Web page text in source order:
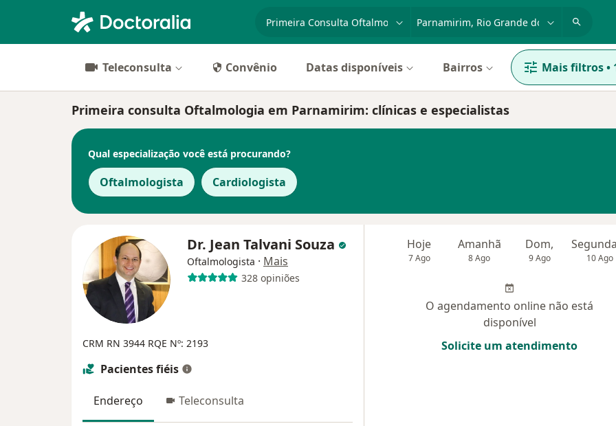
Teleconsulta Convênio Datas disponíveis Bairros Mais filtros•
Primeira consulta Oftalmologia em Parnamirim: clínicas e especialistas
Qual especialização você está procurando?
Oftalmologista Cardiologista
Dr. Jean Talvani Souza
Oftalmologista · Mais
328 opiniões
CRM RN 3944 RQE Nº: 2193
Pacientes fiéis
Endereço Teleconsulta
Hoje
7 Ago
Amanhã
8 Ago
Dom,
9 Ago 10 Ago
O agendamento online não está
disponível
Solicite um atendimento